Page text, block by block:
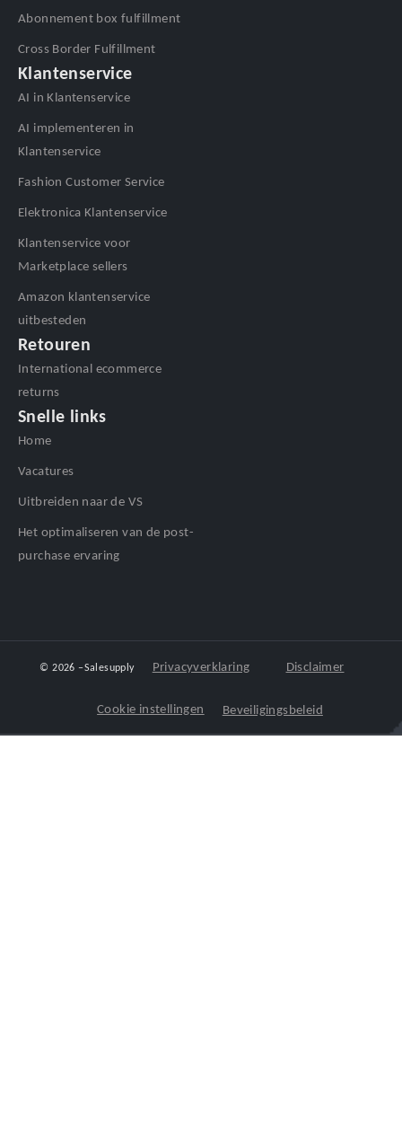
Abonnement box fulfillment
Cross Border Fulfillment
Klantenservice
AI in Klantenservice
AI implementeren in
Klantenservice
Fashion Customer Service
Elektronica Klantenservice
Klantenservice voor
Marketplace sellers
Amazon klantenservice
uitbesteden
Retouren
International ecommerce
returns
Snelle links
Home
Vacatures
Uitbreiden naar de VS
Het optimaliseren van de post-
purchase ervaring
© 2026 –Salesupply Privacyverklaring Disclaimer
Cookie instellingen Beveiligingsbeleid